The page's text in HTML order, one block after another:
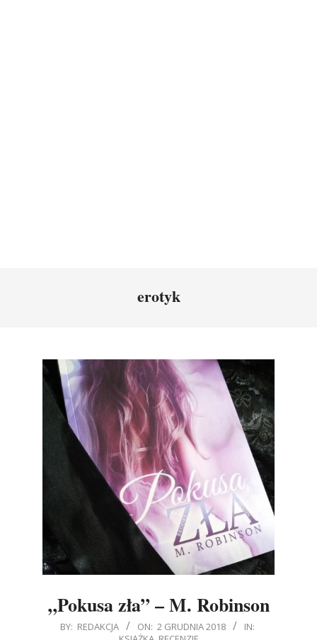
erotyk
„Pokusa zła” – M. Robinson
2018-
BY: REDAKCJA ON: 2 GRUDNIA 2018
IN: